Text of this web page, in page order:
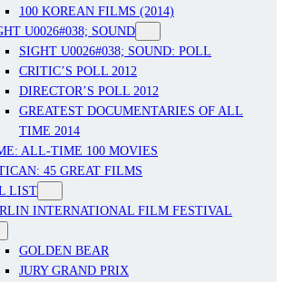
100 KOREAN FILMS (2014)
U0026#038; SOUND
SIGHT U0026#038; SOUND: POLL
CRITIC’S POLL 2012
DIRECTOR’S POLL 2012
GREATEST DOCUMENTARIES OF ALL
TIME 2014
ALL-TIME 100 MOVIES
45 GREAT FILMS
LIST
INTERNATIONAL FILM FESTIVAL
GOLDEN BEAR
JURY GRAND PRIX